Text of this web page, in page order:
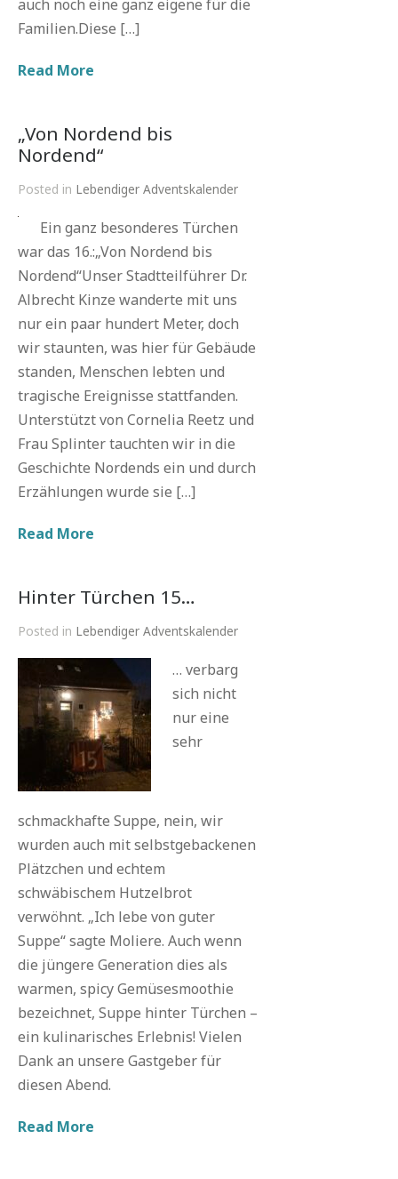
auch noch eine ganz eigene für die
Familien.Diese […]
Read More
„Von Nordend bis
Nordend“
Posted in Lebendiger Adventskalender
Ein ganz besonderes Türchen
war das 16.:„Von Nordend bis
Nordend“Unser Stadtteilführer Dr.
Albrecht Kinze wanderte mit uns
nur ein paar hundert Meter, doch
wir staunten, was hier für Gebäude
standen, Menschen lebten und
tragische Ereignisse stattfanden.
Unterstützt von Cornelia Reetz und
Frau Splinter tauchten wir in die
Geschichte Nordends ein und durch
Erzählungen wurde sie […]
Read More
Hinter Türchen 15…
Posted in Lebendiger Adventskalender
… verbarg
sich nicht
nur eine
sehr
schmackhafte Suppe, nein, wir
wurden auch mit selbstgebackenen
Plätzchen und echtem
schwäbischem Hutzelbrot
verwöhnt. „Ich lebe von guter
Suppe“ sagte Moliere. Auch wenn
die jüngere Generation dies als
warmen, spicy Gemüsesmoothie
bezeichnet, Suppe hinter Türchen –
ein kulinarisches Erlebnis! Vielen
Dank an unsere Gastgeber für
diesen Abend.
Read More